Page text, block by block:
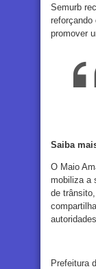
Semurb
reforçando
promover
Saiba
O Maio
mobiliza a
de
autoridades.
Prefeitura